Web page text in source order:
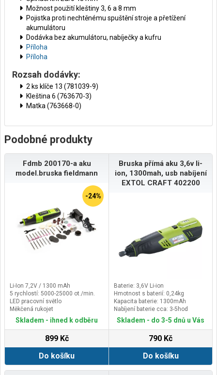
Možnost použití kleštiny 3, 6 a 8 mm
Pojistka proti nechtěnému spuštění stroje a přetížení
akumulátoru
Dodávka bez akumulátoru, nabíječky a kufru
Příloha
Příloha
Rozsah dodávky:
2 ks klíče 13 (781039-9)
Kleština 6 (763670-3)
Matka (763668-0)
Podobné produkty
Fdmb 200170-a aku
model.bruska fieldmann
-24%
Li-Ion 7,2V / 1300 mAh
5 rychlostí: 5000-25000 ot./min.
LED pracovní světlo
Měkčená rukojet
Skladem - ihned k odběru
899 Kč
Do košíku
Bruska přímá aku 3,6v li-
ion, 1300mah, usb nabíjení
EXTOL CRAFT 402200
Baterie: 3,6V Li-ion
Hmotnost s baterií: 0,24kg
Kapacita baterie: 1300mAh
Nabíjení baterie cca: 3-5hod
Skladem - do 3-5 dnů u Vás
790 Kč
Do košíku